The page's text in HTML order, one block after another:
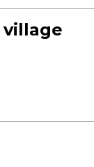
village